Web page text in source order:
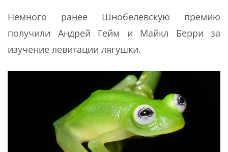
Немного ранее Шнобелевскую премию
получили Андрей Гейм и Майкл Берри за
изучение левитации лягушки.